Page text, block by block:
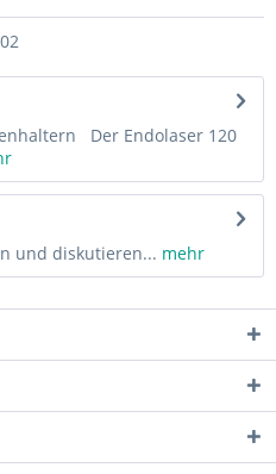
Der Endolaser 120
und diskutieren... mehr